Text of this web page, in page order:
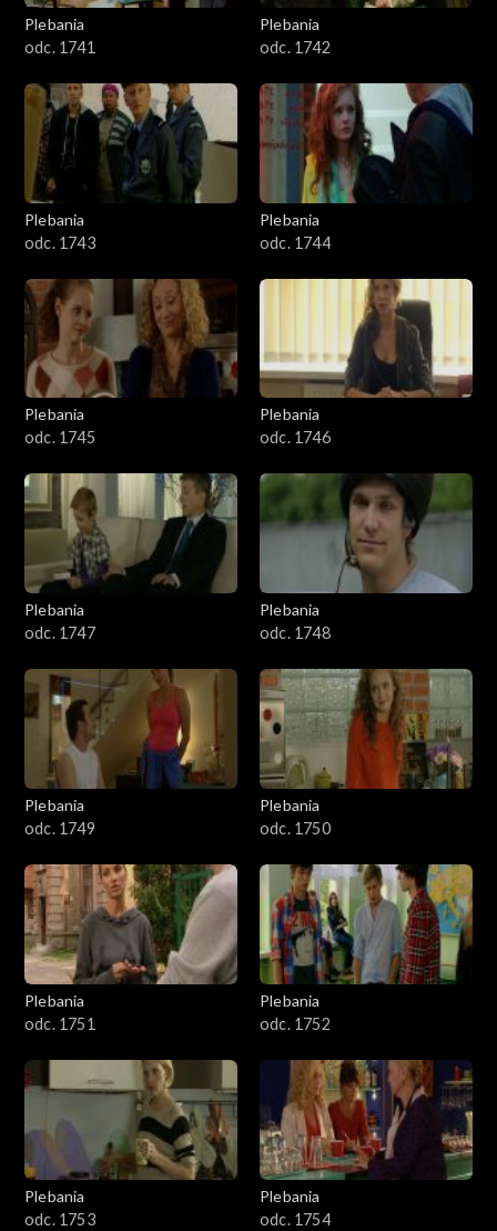
Plebania
odc. 1741
Plebania
odc. 1742
Plebania
odc. 1743
Plebania
odc. 1744
Plebania
odc. 1745
Plebania
odc. 1746
Plebania
odc. 1747
Plebania
odc. 1748
Plebania
odc. 1749
Plebania
odc. 1750
Plebania
odc. 1751
Plebania
odc. 1752
Plebania
odc. 1753
Plebania
odc. 1754